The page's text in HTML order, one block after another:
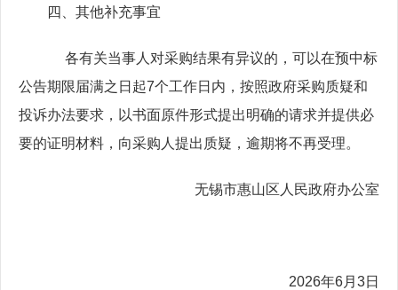
四、其他补充事宜
各有关当事人对采购结果有异议的，可以在预中标
公告期限届满之日起7个工作日内，按照政府采购质疑和
投诉办法要求，以书面原件形式提出明确的请求并提供必
要的证明材料，向采购人提出质疑，逾期将不再受理。
无锡市惠山区人民政府办公室
2026年6月3日